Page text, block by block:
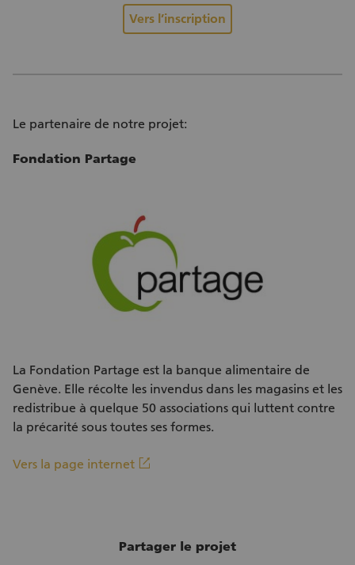
Vers l’inscription
Le partenaire de notre projet:
Fondation Partage
La Fondation Partage est la banque alimentaire de
Genève. Elle récolte les invendus dans les magasins et les
redistribue à quelque 50 associations qui luttent contre
la précarité sous toutes ses formes.
Vers la page internet linkout
Partager le projet